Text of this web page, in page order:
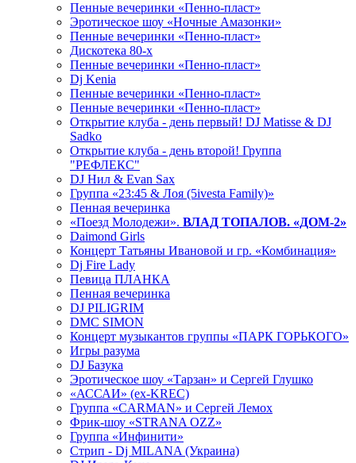
Пенные вечеринки «Пенно-пласт»
Эротическое шоу «Ночные Амазонки»
Пенные вечеринки «Пенно-пласт»
Дискотека 80-х
Пенные вечеринки «Пенно-пласт»
Dj Kenia
Пенные вечеринки «Пенно-пласт»
Пенные вечеринки «Пенно-пласт»
Открытие клуба - день первый! DJ Matisse & DJ
Sadko
Открытие клуба - день второй! Группа
"РЕФЛЕКС"
DJ Нил & Evan Sax
Группа «23:45 & Лоя (5ivesta Family)»
Пенная вечеринка
«Поезд Молодежи». ВЛАД ТОПАЛОВ. «ДОМ-2»
Daimond Girls
Концерт Татьяны Ивановой и гр. «Комбинация»
Dj Fire Lady
Певица ПЛАНКА
Пенная вечеринка
DJ PILIGRIM
DMC SIMON
Концерт музыкантов группы «ПАРК ГОРЬКОГО»
Игры разума
DJ Базука
Эротическое шоу «Тарзан» и Сергей Глушко
«АССАИ» (ex-KREC)
Группа «CARMAN» и Сергей Лемох
Фрик-шоу «STRANA OZZ»
Группа «Инфинити»
Стрип - Dj MILANA (Украина)